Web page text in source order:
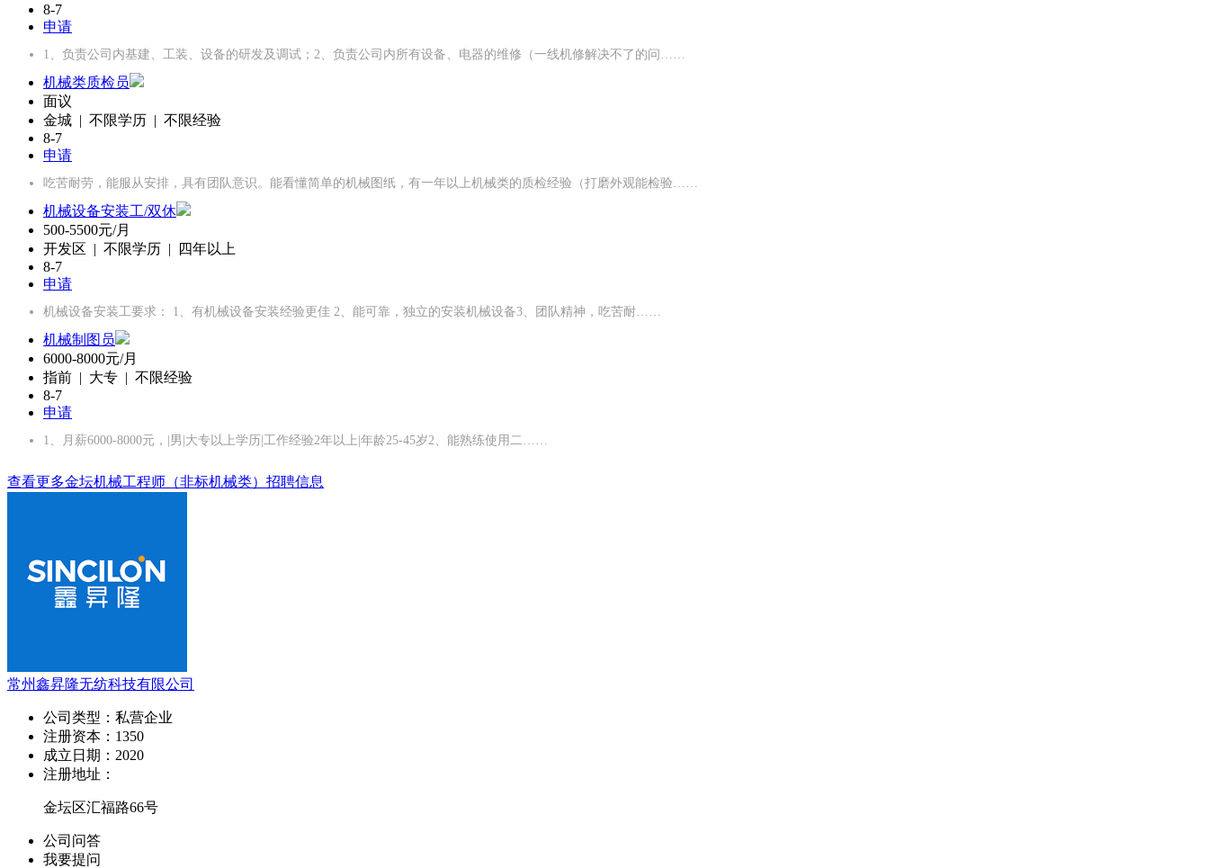
8-7
申请
1、负责公司内基建、工装、设备的研发及调试；2、负责公司内所有设备、电器的维修（一线机修解决不了的问……
机械类质检员
面议
金城 | 不限学历 | 不限经验
8-7
申请
吃苦耐劳，能服从安排，具有团队意识。能看懂简单的机械图纸，有一年以上机械类的质检经验（打磨外观能检验……
机械设备安装工/双休
500-5500元/月
开发区 | 不限学历 | 四年以上
8-7
申请
机械设备安装工要求： 1、有机械设备安装经验更佳 2、能可靠，独立的安装机械设备3、团队精神，吃苦耐……
机械制图员
6000-8000元/月
指前 | 大专 | 不限经验
8-7
申请
1、月薪6000-8000元，|男|大专以上学历|工作经验2年以上|年龄25-45岁2、能熟练使用二……
查看更多金坛机械工程师（非标机械类）招聘信息
常州鑫昇隆无纺科技有限公司
公司类型： 私营企业
注册资本： 1350
成立日期： 2020
注册地址：
金坛区汇福路66号
公司问答
我要提问